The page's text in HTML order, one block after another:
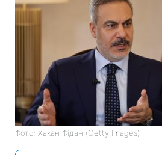
Фото: Хакан Фідан (Getty Images)